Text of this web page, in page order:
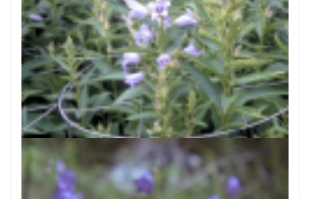
Breedbladig klokje
Campanula latifolia 'Gloaming'